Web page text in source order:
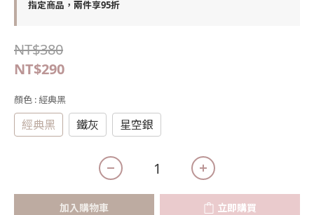
指定商品，兩件享95折
NT$380
NT$290
顏色 : 經典黑
經典黑 鐵灰 星空銀
加入購物車 立即購買